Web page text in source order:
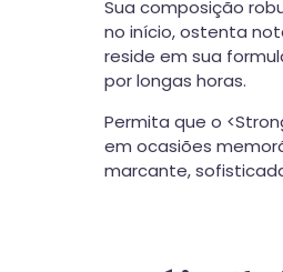
Sua composição
no início, ostenta
reside em sua
por longas horas.
Permita que o
em ocasiões
marcante,